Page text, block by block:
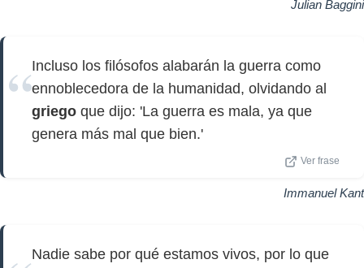
Julian Baggini
Incluso los filósofos alabarán la guerra como
ennoblecedora de la humanidad, olvidando al
griego que dijo: 'La guerra es mala, ya que
genera más mal que bien.'
Ver frase
Immanuel Kant
Nadie sabe por qué estamos vivos, por lo que